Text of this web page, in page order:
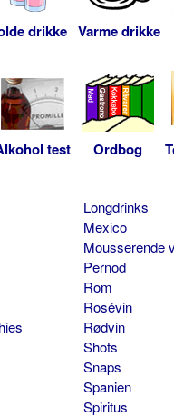
drikke Varme drikke
test Ordbog
Longdrinks
Mexico
Mousserende
Pernod
Rom
Rosévin
Rødvin
Shots
Snaps
Spanien
Spiritus